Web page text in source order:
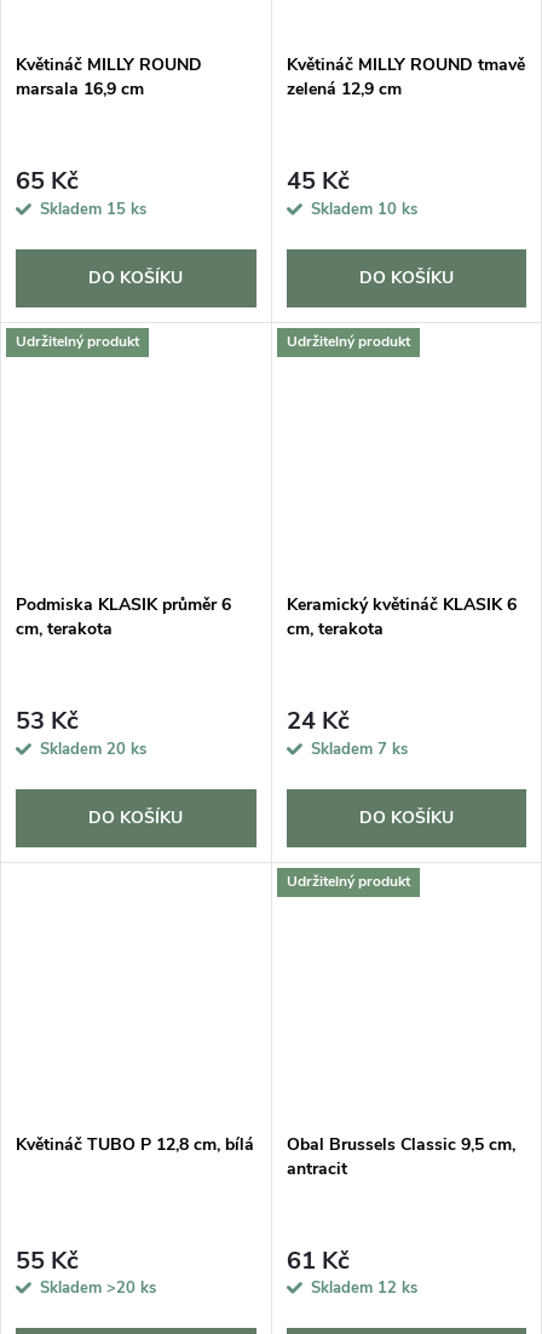
Květináč MILLY ROUND
marsala 16,9 cm
65 Kč
Skladem 15 ks
DO KOŠÍKU
Květináč MILLY ROUND tmavě
zelená 12,9 cm
45 Kč
Skladem 10 ks
DO KOŠÍKU
Udržitelný produkt
Podmiska KLASIK průměr 6
cm, terakota
53 Kč
Skladem 20 ks
DO KOŠÍKU
Udržitelný produkt
Keramický květináč KLASIK 6
cm, terakota
24 Kč
Skladem 7 ks
DO KOŠÍKU
Květináč TUBO P 12,8 cm, bílá
55 Kč
Skladem >20 ks
Udržitelný produkt
Obal Brussels Classic 9,5 cm,
antracit
61 Kč
Skladem 12 ks